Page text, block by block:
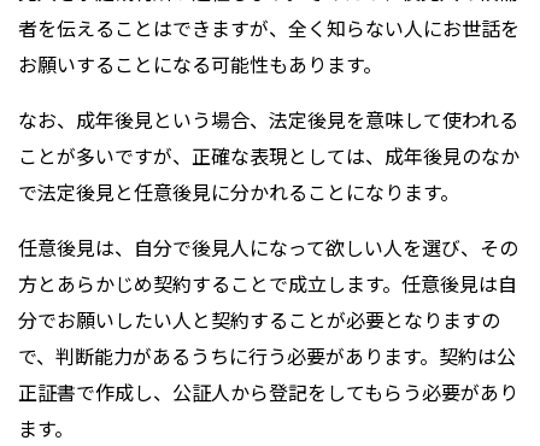
者を伝えることはできますが、全く知らない人にお世話を
お願いすることになる可能性もあります。
なお、成年後見という場合、法定後見を意味して使われる
ことが多いですが、正確な表現としては、成年後見のなか
で法定後見と任意後見に分かれることになります。
任意後見は、自分で後見人になって欲しい人を選び、その
方とあらかじめ契約することで成立します。任意後見は自
分でお願いしたい人と契約することが必要となりますの
で、判断能力があるうちに行う必要があります。契約は公
正証書で作成し、公証人から登記をしてもらう必要があり
ます。